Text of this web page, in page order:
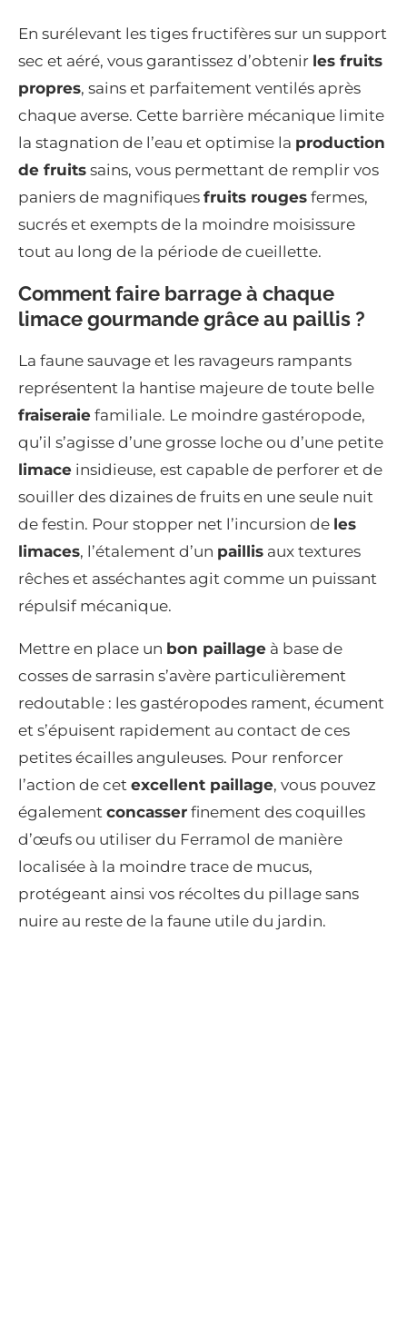
En surélevant les tiges fructifères sur un support
sec et aéré, vous garantissez d’obtenir les fruits
propres, sains et parfaitement ventilés après
chaque averse. Cette barrière mécanique limite
la stagnation de l’eau et optimise la production
de fruits sains, vous permettant de remplir vos
paniers de magnifiques fruits rouges fermes,
sucrés et exempts de la moindre moisissure
tout au long de la période de cueillette.
Comment faire barrage à chaque
limace gourmande grâce au paillis ?
La faune sauvage et les ravageurs rampants
représentent la hantise majeure de toute belle
fraiseraie familiale. Le moindre gastéropode,
qu’il s’agisse d’une grosse loche ou d’une petite
limace insidieuse, est capable de perforer et de
souiller des dizaines de fruits en une seule nuit
de festin. Pour stopper net l’incursion de les
limaces, l’étalement d’un paillis aux textures
rêches et asséchantes agit comme un puissant
répulsif mécanique.
Mettre en place un bon paillage à base de
cosses de sarrasin s’avère particulièrement
redoutable : les gastéropodes rament, écument
et s’épuisent rapidement au contact de ces
petites écailles anguleuses. Pour renforcer
l’action de cet excellent paillage, vous pouvez
également concasser finement des coquilles
d’œufs ou utiliser du Ferramol de manière
localisée à la moindre trace de mucus,
protégeant ainsi vos récoltes du pillage sans
nuire au reste de la faune utile du jardin.